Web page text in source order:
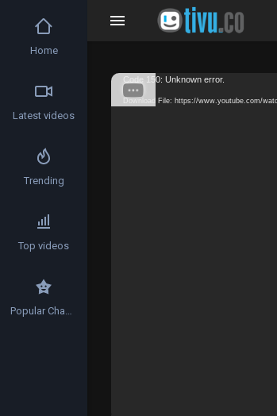
Video
Player
Code 150: Unknown error.
Download File: https://www.youtube.com/
Home
Latest videos
Trending
Top videos
Popular Channels